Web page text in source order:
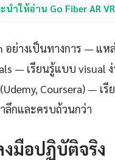
นำให้อ่าน Go Fiber AR
อย่างเป็นทางการ — แ
— เรียนรู้แบบ visual ง่
Coursera) — เ
กและครบถ้วนกว่า
มือปฏิบัติจริง